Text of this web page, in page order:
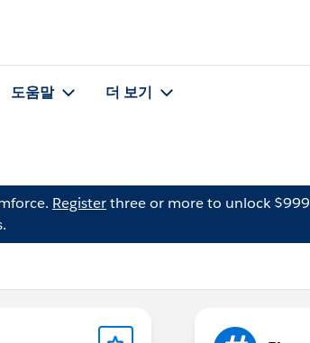
도움말 더 보기
Registerthree or more to unlock $999